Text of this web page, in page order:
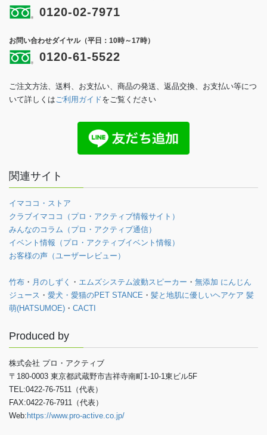
0120-02-7971
お問い合わせダイヤル（平日：10時～17時）
0120-61-5522
ご注文方法、送料、お支払い、商品の発送、返品交換、お支払い等につ
いて詳しくはご利用ガイドをご覧ください
関連サイト
イマココ・ストア
クラブイマココ（プロ・アクティブ情報サイト）
みんなのコラム（プロ・アクティブ通信）
イベント情報（プロ・アクティブイベント情報）
お客様の声（ユーザーレビュー）
竹布 ・ 月のしずく ・ エムズシステム波動スピーカー ・ 無添加 にんじん
ジュース ・ 愛犬・愛猫のPET STANCE ・ 髪と地肌に優しいヘアケア 髪
萌(HATSUMOE) ・ CACTI
Produced by
株式会社 プロ・アクティブ
〒180-0003 東京都武蔵野市吉祥寺南町1-10-1東ビル5F
TEL:0422-76-7511（代表）
FAX:0422-76-7911（代表）
Web: https://www.pro-active.co.jp/